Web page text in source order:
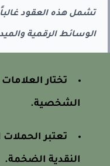
تشمل هذه العقود غالباً
الوسائط الرقمية
تختار العلامات
الشخصية.
تعتبر الحملات
النقدية الضخمة.